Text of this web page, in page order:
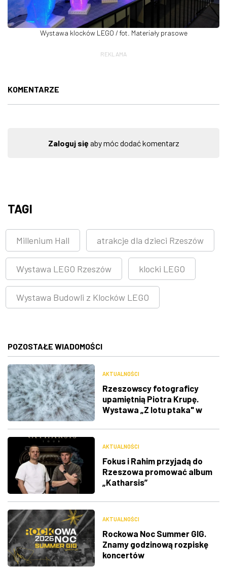
Wystawa klocków LEGO / fot. Materiały prasowe
REKLAMA
KOMENTARZE
Zaloguj sięaby móc dodać komentarz
TAGI
Millenium Hall atrakcje dla dzieci Rzeszów
Wystawa LEGO Rzeszów klocki LEGO
Wystawa Budowli z Klocków LEGO
POZOSTAŁE WIADOMOŚCI
AKTUALNOŚCI
Rzeszowscy fotograficy
upamiętnią Piotra Krupę.
Wystawa „Z lotu ptaka" w
AKTUALNOŚCI
Fokus i Rahim przyjadą do
Rzeszowa promować album
„Katharsis”
AKTUALNOŚCI
Rockowa Noc Summer GIG.
Znamy godzinową rozpiskę
koncertów